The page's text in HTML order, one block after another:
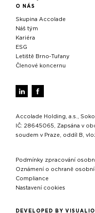
O NÁS
Skupina Accolade
Náš tým
Kariéra
ESG
Letiště Brno‑Tuřany
Členové koncernu
Accolade Holding, a.s.,
IČ: 28645065, Zapsána v
soudem v Praze, oddíl B,
Podmínky zpracování
Oznámení o ochraně
Compliance
Nastavení cookies
DEVELOPED BY VISUALIO